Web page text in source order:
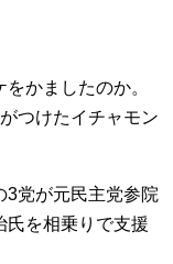
かましたのか。
つけたイチャモン
3党が元民主党参院
氏を相乗りで支援